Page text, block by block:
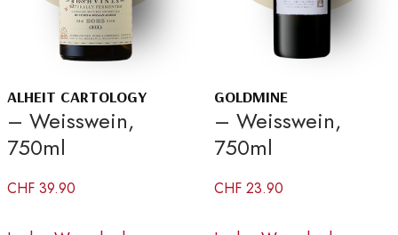
ALHEIT CARTOLOGY
– Weisswein,
750ml
CHF 39.90
GOLDMINE
– Weisswein,
750ml
CHF23.90